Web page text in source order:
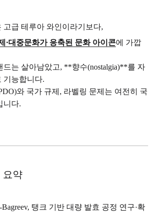
고급 테루아 와인이라기보다,
·대중문화가 응축된 문화 아이콘에 가깝
드는 살아남았고, **향수(nostalgia)**를 자
기능합니다.
와 국가 규제, 라벨링 문제는 여전히 국
니다.
요약
Bagreev, 탱크 기반 대량 발효 공정 연구·확